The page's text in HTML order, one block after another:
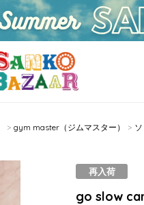
gym master（ジムマスター）
再入荷
go slow